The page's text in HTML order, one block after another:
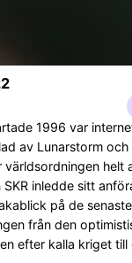
1996 var
av Lunarstorm
världsordningen helt
inledde sitt
på de
från den
efter kalla kriget